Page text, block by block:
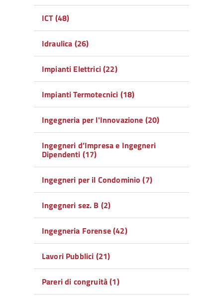
ICT (48)
Idraulica (26)
Impianti Elettrici (22)
Impianti Termotecnici (18)
Ingegneria per l'Innovazione (20)
Ingegneri d’Impresa e Ingegneri
Dipendenti (17)
Ingegneri per il Condominio (7)
Ingegneri sez. B (2)
Ingegneria Forense (42)
Lavori Pubblici (21)
Pareri di congruità (1)